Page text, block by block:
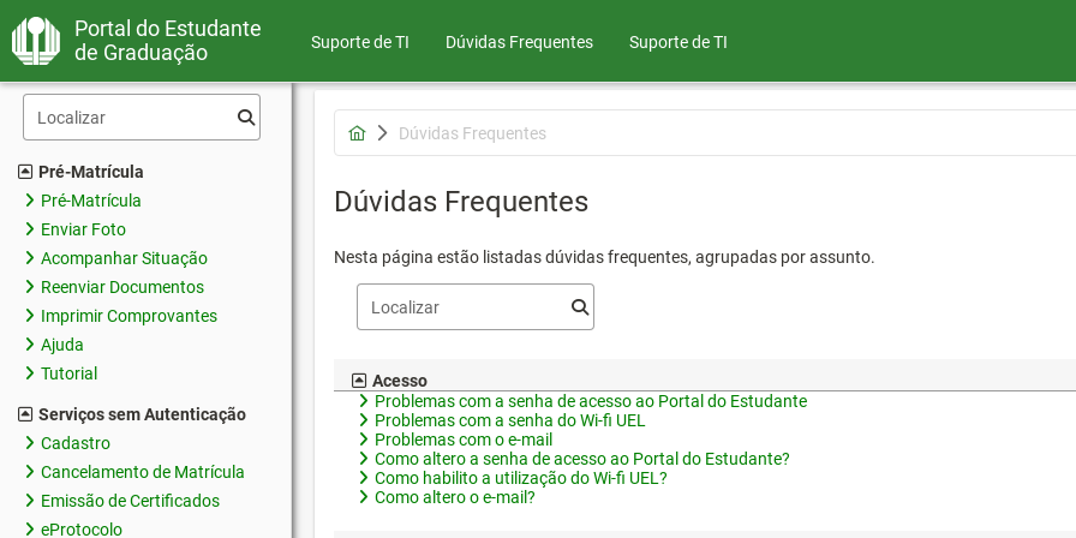
Portal do Estudante
de Graduação
Suporte de TI Dúvidas Frequentes Suporte de TI
Pré-Matrícula
Pré-Matrícula
Enviar Foto
Acompanhar Situação
Reenviar Documentos
Imprimir Comprovantes
Ajuda
Tutorial
Serviços sem Autenticação
Cadastro
Cancelamento de Matrícula
Emissão de Certificados
eProtocolo
Dúvidas Frequentes
Dúvidas Frequentes
Nesta página estão listadas dúvidas frequentes, agrupadas por assunto.
Acesso
Problemas com a senha de acesso ao Portal do Estudante
Problemas com a senha do Wi-fi UEL
Problemas com o e-mail
Como altero a senha de acesso ao Portal do Estudante?
Como habilito a utilização do Wi-fi UEL?
Como altero o e-mail?